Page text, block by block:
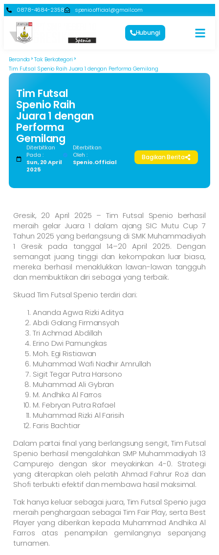
0878-4684-2358 spenio.official@gmail.com
Hubungi
Beranda
Tak Berkategori
Tim Futsal Spenio Raih Juara 1 dengan Performa Gemilang
Tim Futsal
Spenio Raih
Juara 1 dengan
Performa
Gemilang
Diterbitkan
Pada :
Sun, 20 April
2025
Diterbitkan
Oleh :
Spenio.official
Bagikan Berita
Gresik, 20 April 2025 – Tim Futsal Spenio berhasil
meraih gelar Juara 1 dalam ajang SIC Mutu Cup 7
Tahun 2025 yang berlangsung di SMK Muhammadiyah
1 Gresik pada tanggal 14–20 April 2025. Dengan
semangat juang tinggi dan kekompakan luar biasa,
mereka berhasil menaklukkan lawan-lawan tangguh
dan membuktikan diri sebagai yang terbaik.
Skuad Tim Futsal Spenio terdiri dari:
Ananda Agwa Rizki Aditya
Abdi Galang Firmansyah
Tri Achmad Abdillah
Erino Dwi Pamungkas
Moh. Egi Ristiawan
Muhammad Wafi Nadhir Amrullah
Sigit Tegar Putra Harsono
Muhammad Ali Gybran
M. Andhika Al Farros
M. Febryan Putra Rafael
Muhammad Rizki Al Farisih
Faris Bachtiar
Dalam partai final yang berlangsung sengit, Tim Futsal
Spenio berhasil mengalahkan SMP Muhammadiyah 13
Campurejo dengan skor meyakinkan 4-0. Strategi
yang diterapkan oleh pelatih Ahmad Fahrur Rozi dan
Shofi terbukti efektif dan membawa hasil maksimal.
Tak hanya keluar sebagai juara, Tim Futsal Spenio juga
meraih penghargaan sebagai Tim Fair Play, serta Best
Player yang diberikan kepada Muhammad Andhika Al
Farros atas penampilan gemilangnya sepanjang
turnamen.